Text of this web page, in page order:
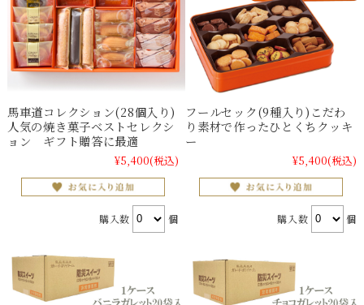
馬車道コレクション(28個入り)
人気の焼き菓子ベストセレクシ
ョン ギフト贈答に最適
¥5,400(税込)
購入数 個
フールセック(9種入り)こだわ
り素材で作ったひとくちクッキ
ー
¥5,400(税込)
購入数 個